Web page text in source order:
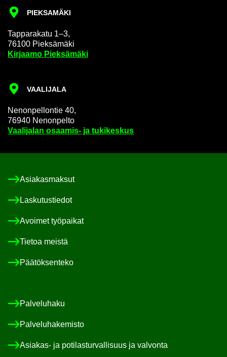
PIEK­SA­MÄ­KI
Tap­pa­ra­ka­tu 1–3,
76100 Piek­sä­mä­ki
Kir­jaa­mo Piek­sä­mä­ki
VAA­LI­JA­LA
Ne­non­pel­lon­tie 40,
76940 Ne­non­pel­to
Vaa­li­ja­lan osaamis-​ ja tu­ki­kes­kus
Asia­kas­mak­sut
Las­ku­tus­tie­dot
Avoi­met työ­pai­kat
Tie­toa meis­tä
Pää­tök­sen­te­ko
Pal­ve­lu­ha­ku
Pal­ve­lu­ha­ke­mis­to
Asiakas-​ ja po­ti­las­tur­val­li­suus ja val­von­ta